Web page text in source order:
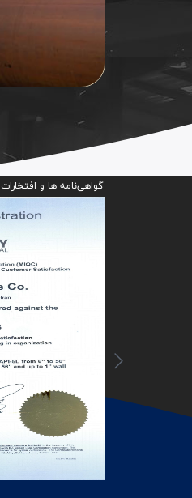
گواهی‌نامه ها و افتخارات